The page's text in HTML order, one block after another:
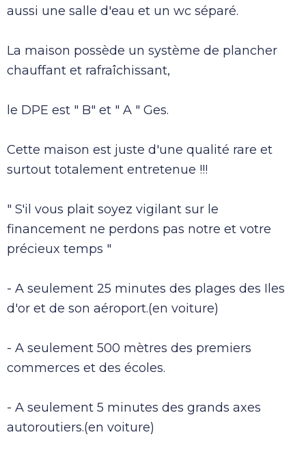
aussi une salle d'eau et un wc séparé.
La maison possède un système de plancher
chauffant et rafraîchissant,
le DPE est " B" et " A " Ges.
Cette maison est juste d'une qualité rare et
surtout totalement entretenue !!!
" S'il vous plait soyez vigilant sur le
financement ne perdons pas notre et votre
précieux temps "
- A seulement 25 minutes des plages des Iles
d'or et de son aéroport.(en voiture)
- A seulement 500 mètres des premiers
commerces et des écoles.
- A seulement 5 minutes des grands axes
autoroutiers.(en voiture)